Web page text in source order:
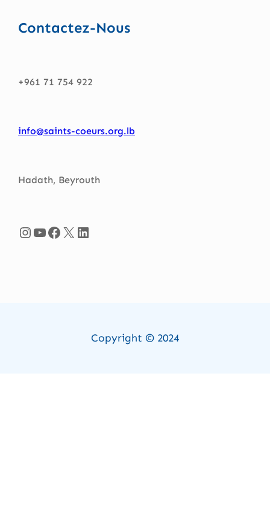
Contactez-Nous
+961 71 754 922
info@saints-coeurs.org.lb
Hadath, Beyrouth
InstagramYouTube Facebook X LinkedIn
Copyright © 2024